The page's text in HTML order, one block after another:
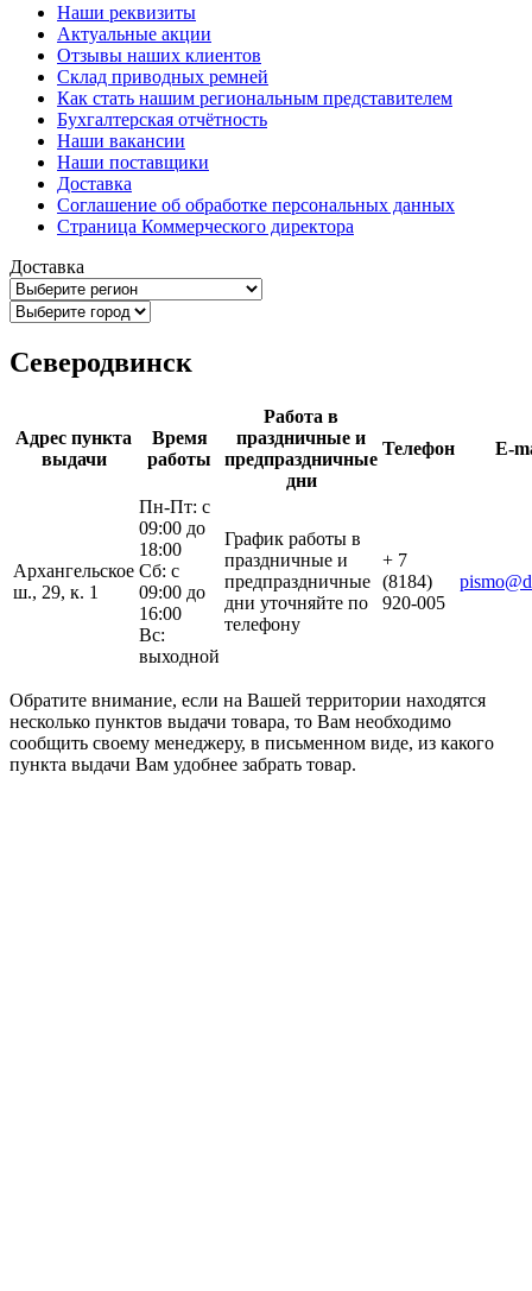
Наши реквизиты
Актуальные акции
Отзывы наших клиентов
Склад приводных ремней
Как стать нашим региональным представителем
Бухгалтерская отчётность
Наши вакансии
Наши поставщики
Доставка
Соглашение об обработке персональных данных
Страница Коммерческого директора
Доставка
Северодвинск
Адрес пункта
выдачи
Время
работы
Работа в
праздничные и
предпраздничные
дни
Телефон E-
Архангельское
ш., 29, к. 1
Пн-Пт: с
09:00 до
18:00
Сб: с
09:00 до
16:00
Вс:
выходной
График работы в
праздничные и
предпраздничные
дни уточняйте по
телефону
+ 7
(8184)
920-005
Обратите внимание, если на Вашей территории находятся
несколько пунктов выдачи товара, то Вам необходимо
сообщить своему менеджеру, в письменном виде, из какого
пункта выдачи Вам удобнее забрать товар.